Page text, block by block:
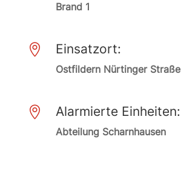
Brand 1
 Einsatzort:
Ostfildern Nürtinger Straße
 Alarmierte Einheiten:
Abteilung Scharnhausen